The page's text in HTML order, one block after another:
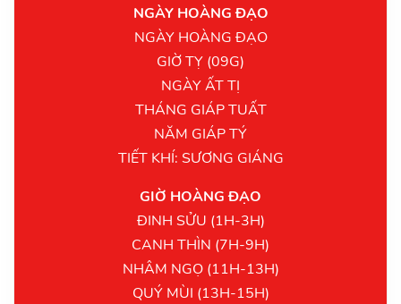
NGÀY HOÀNG ĐẠO
NGÀY HOÀNG ĐẠO
GIỜ TỴ (09G)
NGÀY ẤT TỊ
THÁNG GIÁP TUẤT
NĂM GIÁP TÝ
TIẾT KHÍ: SƯƠNG GIÁNG
GIỜ HOÀNG ĐẠO
ĐINH SỬU (1H-3H)
CANH THÌN (7H-9H)
NHÂM NGỌ (11H-13H)
QUÝ MÙI (13H-15H)